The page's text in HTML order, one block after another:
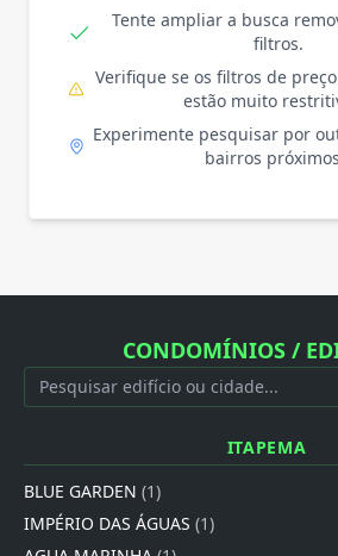
Tente ampliar a busca
filtros.
Verifique se os filtros de
estão muito
Experimente pesquisar por
bairros
CONDOMÍNIOS /
ITAPEMA
BLUE GARDEN (1)
IMPÉRIO DAS ÁGUAS (1)